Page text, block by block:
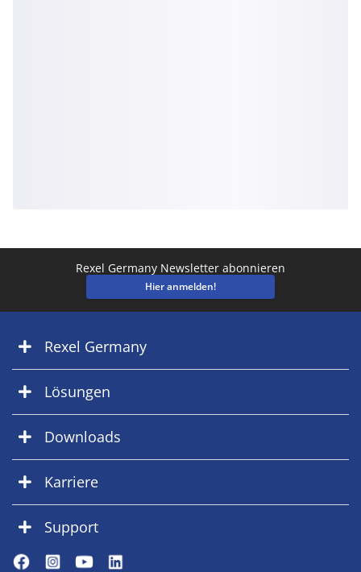
Rexel Germany Newsletter abonnieren
Hier anmelden!
Rexel Germany
Lösungen
Downloads
Karriere
Support